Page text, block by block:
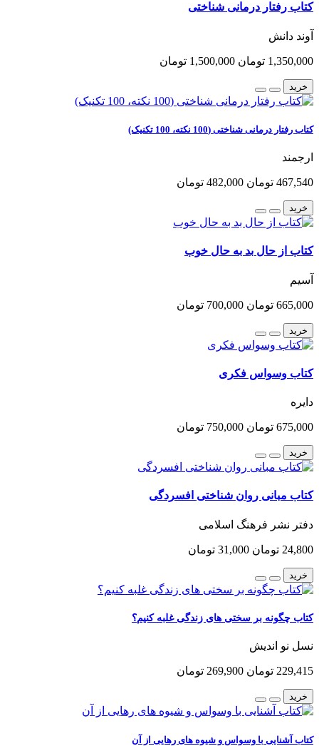
کتاب رفتار درمانی شناختی
آوند دانش
1,350,000 تومان 1,500,000 تومان
خرید
کتاب رفتار درمانی شناختی (100 نکته، 100 تکنیک)
ارجمند
467,540 تومان 482,000 تومان
خرید
کتاب از حال بد به حال خوب
آسیم
665,000 تومان 700,000 تومان
خرید
کتاب وسواس فکری
دایره
675,000 تومان 750,000 تومان
خرید
کتاب مبانی روان شناختی افسردگی
دفتر نشر فرهنگ اسلامی
24,800 تومان 31,000 تومان
خرید
کتاب چگونه بر سختی های زندگی غلبه کنیم؟
نسل نو اندیش
229,415 تومان 269,900 تومان
خرید
کتاب آشنایی با وسواس و شیوه های رهایی از آن